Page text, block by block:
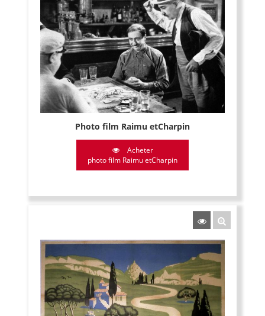
Photo film Raimu etCharpin
Acheter
photo film Raimu etCharpin